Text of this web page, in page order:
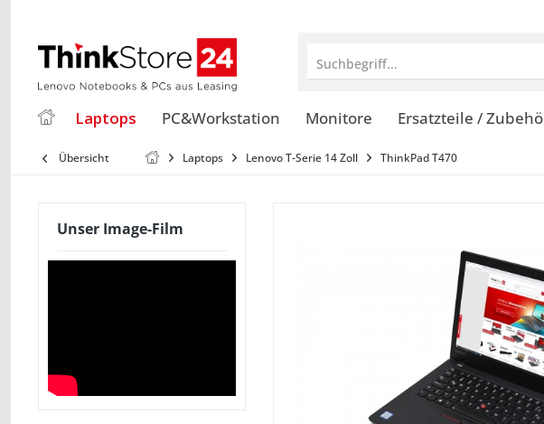
Suchbegriff...
Laptops PC&Workstation Monitore Ersatzteile /
Übersicht Laptops Lenovo T-Serie 14 Zoll ThinkPad T470
Unser Image-Film